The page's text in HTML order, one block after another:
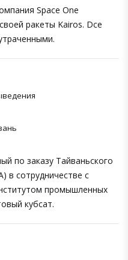
Space One
ракеты Kairos. Dсе
по заказу Тайваньского
в сотрудничестве с
промышленных
кубсат.